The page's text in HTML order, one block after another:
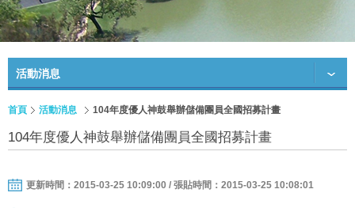
活動消息
首頁 活動消息 104年度優人神鼓舉辦儲備團員全國招募計畫
104年度優人神鼓舉辦儲備團員全國招募計畫
更新時間：2015-03-25 10:09:00 / 張貼時間：2015-03-25 10:08:01